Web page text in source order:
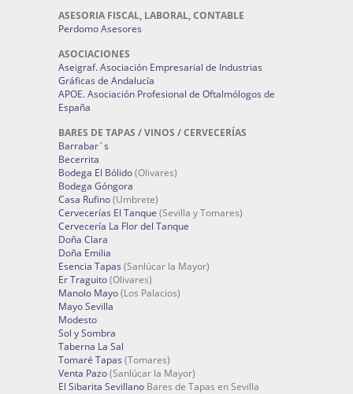
ASESORIA FISCAL, LABORAL, CONTABLE
Perdomo Asesores
ASOCIACIONES
Aseigraf. Asociación Empresarial de Industrias
Gráficas de Andalucía
APOE. Asociación Profesional de Oftalmólogos de
España
BARES DE TAPAS / VINOS / CERVECERÍAS
Barrabar´s
Becerrita
Bodega El Bólido(Olivares)
Bodega Góngora
Casa Rufino(Umbrete)
Cervecerías El Tanque (Sevilla y Tomares)
Cervecería La Flor del Tanque
Doña Clara
Doña Emilia
Esencia Tapas (Sanlúcar la Mayor)
Er Traguito(Olivares)
Manolo Mayo(Los Palacios)
Mayo Sevilla
Modesto
Sol y Sombra
Taberna La Sal
Tomaré Tapas (Tomares)
Venta Pazo(Sanlúcar la Mayor)
El Sibarita Sevillano Bares de Tapas en Sevilla